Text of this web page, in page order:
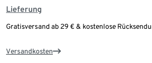
Lieferung
Gratisversand ab 29 € & kostenlose
Versandkosten